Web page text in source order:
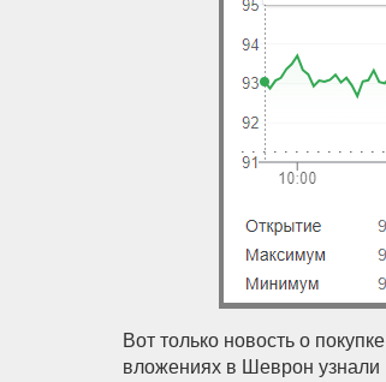
Вот только новость о
вложениях в Шеврон узнали